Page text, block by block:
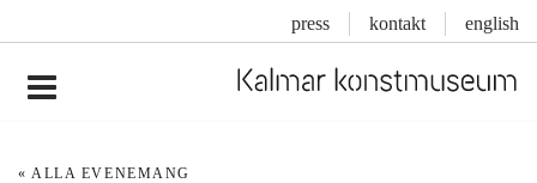
press kontakt english
« ALLA EVENEMANG